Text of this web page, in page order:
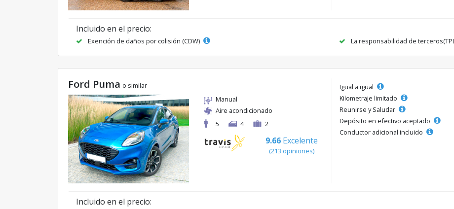
Incluido en el precio:
Exención de daños por colisión (CDW) La responsabilidad de
Ford Puma o similar
Manual
Aire acondicionado
5
4 2
9.66 Excelente
(213 opiniones)
Igual a igual
Kilometraje limitado
Reunirse y Saludar
Depósito en efectivo aceptado
Conductor adicional incluido
Incluido en el precio: